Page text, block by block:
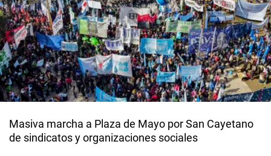
Masiva marcha a Plaza de Mayo por San Cayetano
de sindicatos y organizaciones sociales